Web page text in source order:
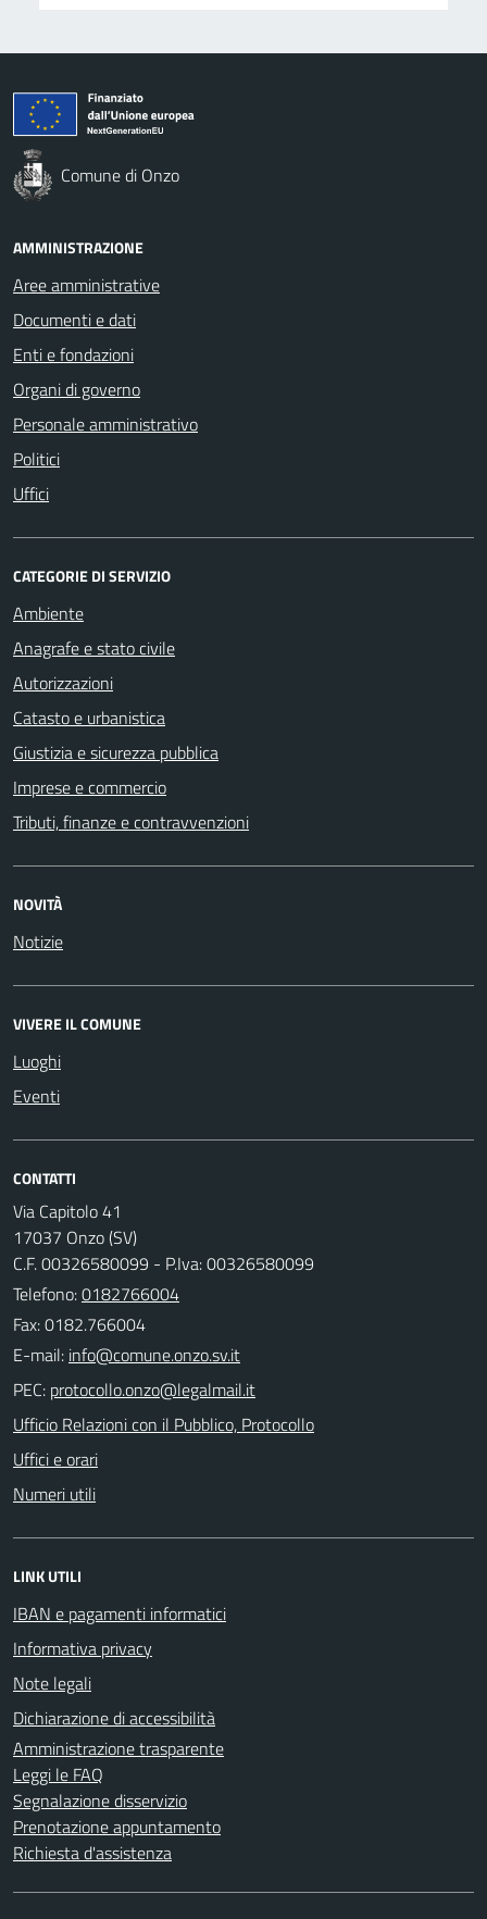
Comune di Onzo
AMMINISTRAZIONE
Aree amministrative
Documenti e dati
Enti e fondazioni
Organi di governo
Personale amministrativo
Politici
Uffici
CATEGORIE DI SERVIZIO
Ambiente
Anagrafe e stato civile
Autorizzazioni
Catasto e urbanistica
Giustizia e sicurezza pubblica
Imprese e commercio
Tributi, finanze e contravvenzioni
NOVITÀ
Notizie
VIVERE IL COMUNE
Luoghi
Eventi
CONTATTI
Via Capitolo 41
17037 Onzo (SV)
C.F. 00326580099 - P.Iva: 00326580099
Telefono:0182766004
Fax: 0182.766004
E-mail:
PEC:
Ufficio Relazioni con il Pubblico, Protocollo
Uffici e orari
Numeri utili
LINK UTILI
IBAN e pagamenti informatici
Informativa privacy
Note legali
Dichiarazione di accessibilità
Amministrazione trasparente
Leggi le FAQ
Segnalazione disservizio
Prenotazione appuntamento
Richiesta d'assistenza